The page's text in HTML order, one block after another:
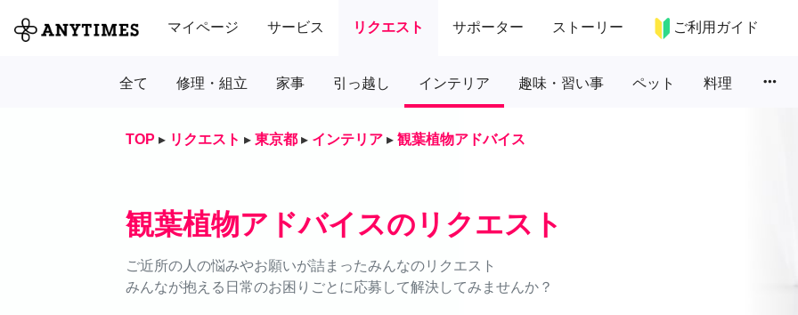
マイページ サービス リクエスト サポーター ストーリー ご利用ガイド
全て 修理・組立 家事 引っ越し インテリア 趣味・習い事 ペット 料理 more_horiz
TOP ▸ リクエスト ▸ 東京都 ▸ インテリア ▸ 観葉植物アドバイス
観葉植物アドバイスのリクエスト
ご近所の人の悩みやお願いが詰まったみんなのリクエスト
みんなが抱える日常のお困りごとに応募して解決してみませんか？